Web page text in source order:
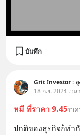
บันทึก
Grit Investor :
18 ก.ย. 2024 เว
หมี ที่ราคา 9.45ราค
ปกติของธุรกิจก็ทำ